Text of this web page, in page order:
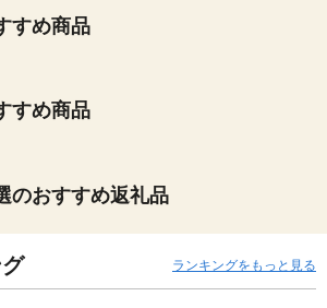
すめ商品
すめ商品
のおすすめ返礼品
ランキングをもっと見る